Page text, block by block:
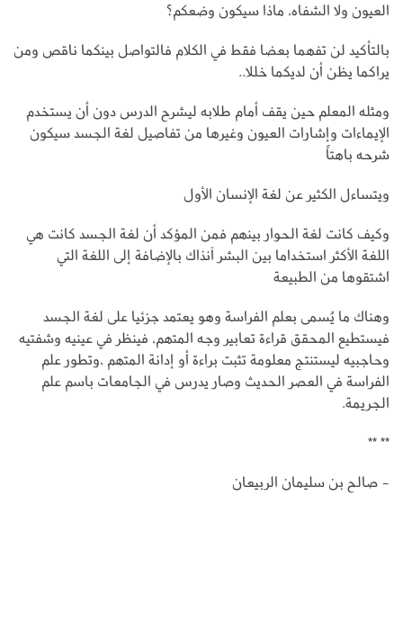
العيون ولا الشفاه، ماذا سيكون وضعكم؟
بالتأكيد لن تفهما بعضا فقط في الكلام فالتواصل بينكما ناقص ومن
يراكما يظن أن لديكما خللا..
ومثله المعلم حين يقف أمام طلابه ليشرح الدرس دون أن يستخدم
الإيماءات وإشارات العيون وغيرها من تفاصيل لغة الجسد سيكون
شرحه باهتاً
ويتساءل الكثير عن لغة الإنسان الأول
وكيف كانت لغة الحوار بينهم فمن المؤكد أن لغة الجسد كانت هي
اللغة الأكثر استخداما بين البشر آنذاك بالإضافة إلى اللغة التي
اشتقوها من الطبيعة
وهناك ما يُسمى بعلم الفراسة وهو يعتمد جزئيا على لغة الجسد
فيستطيع المحقق قراءة تعابير وجه المتهم، فينظر في عينيه وشفتيه
وحاجبيه ليستنتج معلومة تثبت براءة أو إدانة المتهم ،وتطور علم
الفراسة في العصر الحديث وصار يدرس في الجامعات باسم علم
الجريمة.
** **
- صالح بن سليمان الربيعان